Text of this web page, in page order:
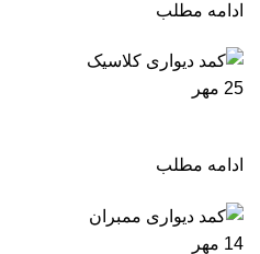
ادامه مطلب
25 مهر
ادامه مطلب
14 مهر